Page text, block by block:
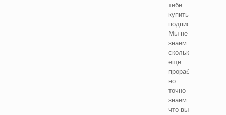
тебе
купить
подписку.
Мы не
знаем
сколько
еще
проработаем,
но
точно
знаем
что вы